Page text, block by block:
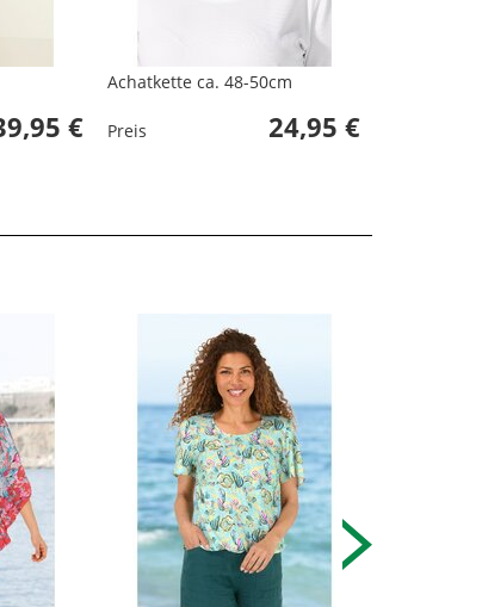
€
Achatkette ca. 48-50cm
Preis 24,95 €